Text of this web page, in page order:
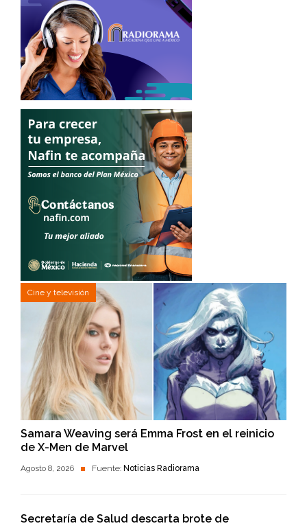
Cine y televisión
Samara Weaving será Emma Frost en el reinicio
de X-Men de Marvel
Agosto 8, 2026 Fuente: Noticias Radiorama
Secretaría de Salud descarta brote de